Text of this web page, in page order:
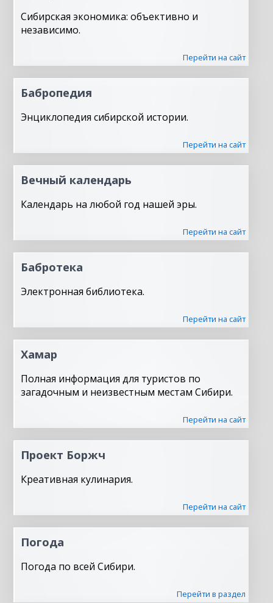
Сибирская экономика: объективно и
независимо.
Перейти на сайт
Бабропедия
Энциклопедия сибирской истории.
Перейти на сайт
Вечный календарь
Календарь на любой год нашей эры.
Перейти на сайт
Бабротека
Электронная библиотека.
Перейти на сайт
Хамар
Полная информация для туристов по
загадочным и неизвестным местам Сибири.
Перейти на сайт
Проект Боржч
Креативная кулинария.
Перейти на сайт
Погода
Погода по всей Сибири.
Перейти в раздел